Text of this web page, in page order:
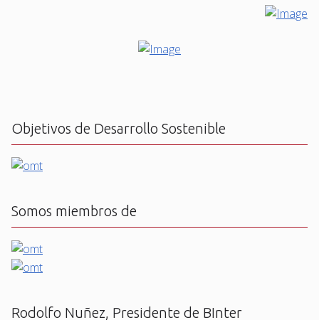
Objetivos de Desarrollo Sostenible
Somos miembros de
Rodolfo Nuñez, Presidente de BInter